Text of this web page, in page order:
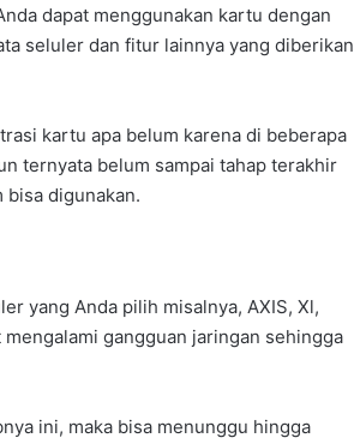
dapat menggunakan kartu dengan
seluler dan fitur lainnya yang diberikan
kartu apa belum karena di beberapa
ternyata belum sampai tahap terakhir
bisa digunakan.
yang Anda pilih misalnya, AXIS, Xl,
gangguan jaringan sehingga
ini, maka bisa menunggu hingga